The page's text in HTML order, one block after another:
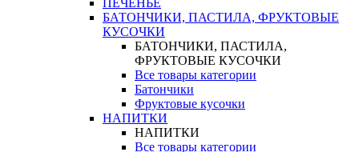
ПЕЧЕНЬЕ
БАТОНЧИКИ, ПАСТИЛА, ФРУКТОВЫЕ
КУСОЧКИ
БАТОНЧИКИ, ПАСТИЛА,
ФРУКТОВЫЕ КУСОЧКИ
Все товары категории
Батончики
Фруктовые кусочки
НАПИТКИ
НАПИТКИ
Все товары категории